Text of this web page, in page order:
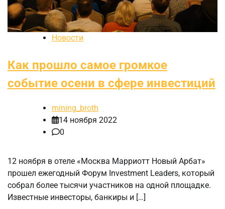
Новости
Как прошло самое громкое
событие осени в сфере инвестиций
mining_broth
14 ноября 2022
0
12 ноября в отеле «Москва Марриотт Новый Арбат»
прошел ежегодный Форум Investment Leaders, который
собрал более тысячи участников на одной площадке.
Известные инвесторы, банкиры и […]